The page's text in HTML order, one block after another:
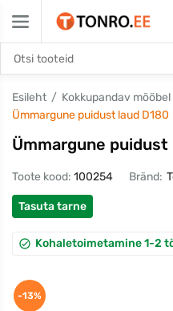
Esileht Kokkupandav mööbel
Ümmargune puidust laud D180
Ümmargune puidust
Toote kood: 100254 Bränd:
Tasuta tarne
Kohaletoimetamine 1-2
-13%